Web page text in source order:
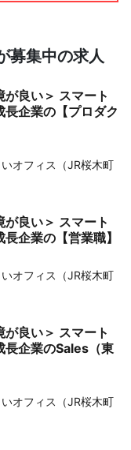
募集中の求人
が良い＞ スマート
長企業の【プロダク
オフィス（JR桜木町
が良い＞ スマート
企業の【営業職】
オフィス（JR桜木町
が良い＞ スマート
長企業のSales（東
オフィス（JR桜木町